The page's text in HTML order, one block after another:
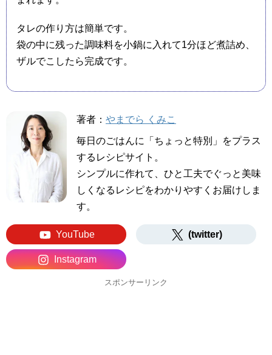
タレの作り方は簡単です。
袋の中に残った調味料を小鍋に入れて1分ほど煮詰め、
ザルでこしたら完成です。
著者： やまでら くみこ
毎日のごはんに「ちょっと特別」をプラス
するレシピサイト。
シンプルに作れて、ひと工夫でぐっと美味
しくなるレシピをわかりやすくお届けしま
す。
YouTube (twitter)
Instagram
スポンサーリンク